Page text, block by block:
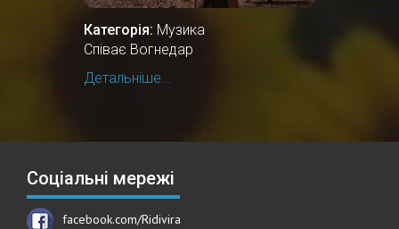
Категорія: Музика
Співає Вогнедар
Детальніше...
Соціальні мережі
facebook.com/Ridivira